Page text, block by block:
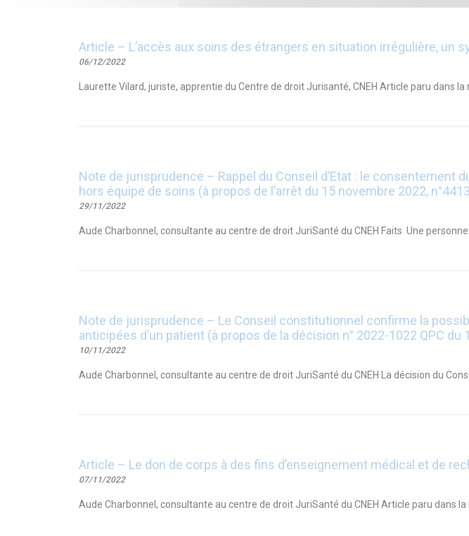
Article – L’accès aux soins des étrangers en situation irrégulière, un
06/12/2022
Laurette Vilard, juriste, apprentie du Centre de droit Jurisanté, CNEH Article paru dans la
Note de jurisprudence – Rappel du Conseil d’Etat : le consentement
hors équipe de soins (à propos de l’arrêt du 15 novembre 2022,
29/11/2022
Aude Charbonnel, consultante au centre de droit JuriSanté du CNEH Faits Une personne
Note de jurisprudence – Le Conseil constitutionnel confirme la
anticipées d’un patient (à propos de la décision n° 2022-1022 QPC du
10/11/2022
Aude Charbonnel, consultante au centre de droit JuriSanté du CNEH La décision du
Article – Le don de corps à des fins d’enseignement médical et de
07/11/2022
Aude Charbonnel, consultante au centre de droit JuriSanté du CNEH Article paru dans la